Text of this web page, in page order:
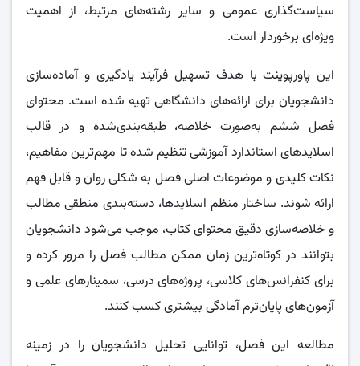
سیاست‌گذاری عمومی و سایر رشته‌های مرتبط، از اهمیت
ویژه‌ای برخوردار است.
این پاورپوینت با هدف تسهیل فرآیند یادگیری و آماده‌سازی
دانشجویان برای ارائه‌های دانشگاهی تهیه شده است. محتوای
فصل ششم به‌صورت خلاصه، طبقه‌بندی‌شده و در قالب
اسلایدهای استاندارد آموزشی تنظیم شده تا مهم‌ترین مفاهیم،
نکات کلیدی و موضوعات اصلی فصل به شکلی روان و قابل فهم
ارائه شوند. ساختار منظم اسلایدها، دسته‌بندی منطقی مطالب
و خلاصه‌سازی دقیق محتوای کتاب، موجب می‌شود دانشجویان
بتوانند در کوتاه‌ترین زمان ممکن مطالب فصل را مرور کرده و
برای کنفرانس‌های کلاسی، پروژه‌های درسی، سمینارهای علمی و
آزمون‌های پایان‌ترم آمادگی بیشتری کسب کنند.
مطالعه این فصل، توانایی تحلیل دانشجویان را در زمینه